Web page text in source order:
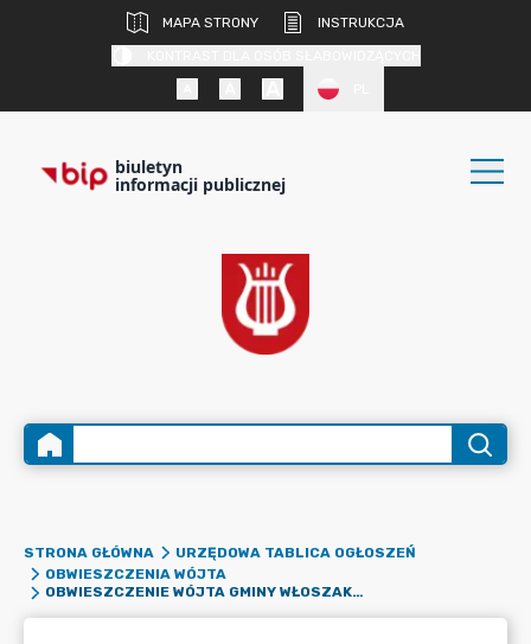
MAPA STRONY
INSTRUKCJA
biuletyn
informacji publicznej
STRONA GŁÓWNA
URZĘDOWA TABLICA OGŁOSZEŃ
OBWIESZCZENIA WÓJTA
OBWIESZCZENIE WÓJTA GMINY WŁOSZAKOWICE O WYDANIU DECYZJI O USTALENIU LOKALIZACJI INWESTYCJI CELU PUBLICZNEGO POD NAZWĄ BUDOWA SIECI KANALIZACJI SANITARNEJ WRAZ Z INSTALACJAMI I URZĄDZENIAMI TECHNICZNYMI ORAZ POZOSTAŁĄ NIEZBĘDNĄ INFRASTRUKTURĄ DLA TERENU, STANOWIĄCEGO DZIAŁKĘ OZNACZONĄ NR EWID. GRUNTU 80/2 POŁOŻONEJ W OBRĘBIE GEODEZYJNYM WŁOSZAKOWICE, GMINA WŁOSZAKOWICE.